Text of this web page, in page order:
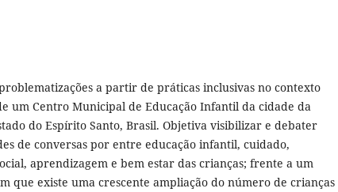
a partir de práticas inclusivas no contexto
um Centro Municipal de Educação Infantil da cidade da
do Espírito Santo, Brasil. Objetiva visibilizar e debater
de conversas por entre educação infantil, cuidado,
aprendizagem e bem estar das crianças; frente a um
que existe uma crescente ampliação do número de crianças